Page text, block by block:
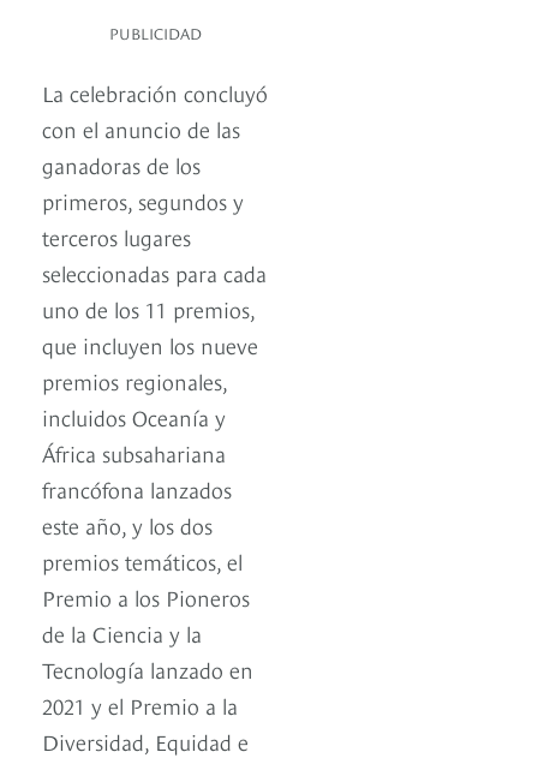
PUBLICIDAD
La celebración concluyó
con el anuncio de las
ganadoras de los
primeros, segundos y
terceros lugares
seleccionadas para cada
uno de los 11 premios,
que incluyen los nueve
premios regionales,
incluidos Oceanía y
África subsahariana
francófona lanzados
este año, y los dos
premios temáticos, el
Premio a los Pioneros
de la Ciencia y la
Tecnología lanzado en
2021 y el Premio a la
Diversidad, Equidad e